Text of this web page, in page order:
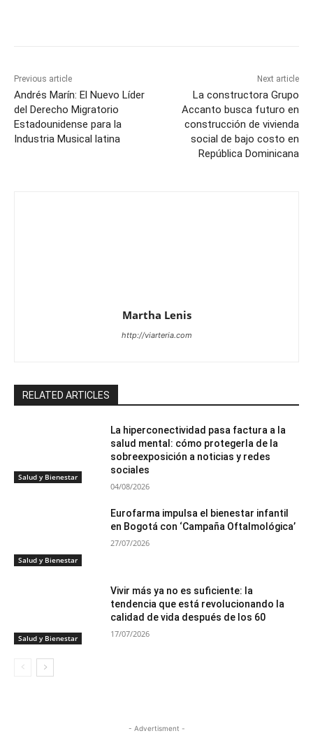
Previous article
Andrés Marín: El Nuevo Líder
del Derecho Migratorio
Estadounidense para la
Industria Musical latina
Next article
La constructora Grupo
Accanto busca futuro en
construcción de vivienda
social de bajo costo en
República Dominicana
Martha Lenis
http://viarteria.com
RELATED ARTICLES
Salud y Bienestar
La hiperconectividad pasa factura a la
salud mental: cómo protegerla de la
sobreexposición a noticias y redes
sociales
04/08/2026
Salud y Bienestar
Eurofarma impulsa el bienestar infantil
en Bogotá con ‘Campaña Oftalmológica’
27/07/2026
Salud y Bienestar
Vivir más ya no es suficiente: la
tendencia que está revolucionando la
calidad de vida después de los 60
17/07/2026
- Advertisment -